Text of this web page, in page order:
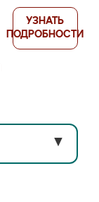
УЗНАТЬ
ПОДРОБНОСТИ
▼